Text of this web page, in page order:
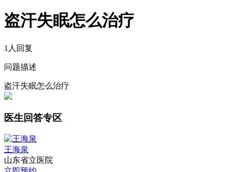
盗汗失眠怎么治疗
1人回复
问题描述
盗汗失眠怎么治疗
医生回答专区
王海泉
山东省立医院